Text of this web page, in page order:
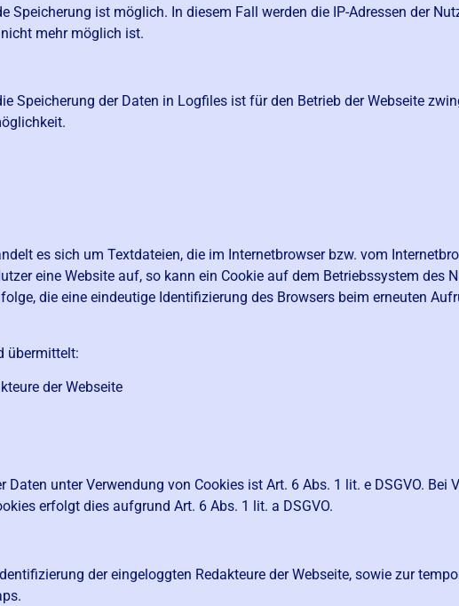
Speicherung ist möglich. In diesem Fall werden die IP-Adressen der
mehr möglich ist.
Speicherung der Daten in Logfiles ist für den Betrieb der Webseite
es sich um Textdateien, die im Internetbrowser bzw. vom
eine Website auf, so kann ein Cookie auf dem Betriebssystem des
die eine eindeutige Identifizierung des Browsers beim erneuten
übermittelt:
der Webseite
unter Verwendung von Cookies ist Art. 6 Abs. 1 lit. e DSGVO. Bei
erfolgt dies aufgrund Art. 6 Abs. 1 lit. a DSGVO.
der eingeloggten Redakteure der Webseite, sowie zur